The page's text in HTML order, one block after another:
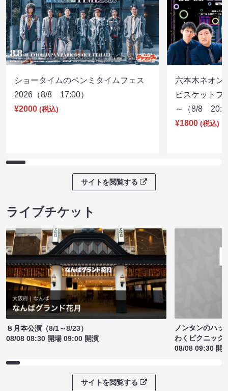
ショータイムのペンミタイムフェス
2026（8/8 17:00）
¥2000 (税込)
六本木ネオン
ビスケットブ
～（8/8
¥1800 (税込)
サイトを閲覧する
ライブチケット
８月本公演（8/1～8/23）
08/08 08:30 開場 09:00 開演
ノンタンのハッ
わくピクニック
08/08 09:30 開
サイトを閲覧する